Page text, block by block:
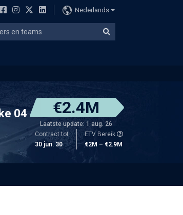
Nederlands
04 €2.4M
Laatste update: 1 aug. 26
Contract tot
30 jun. 30
ETV Bereik
€2M – €2.9M